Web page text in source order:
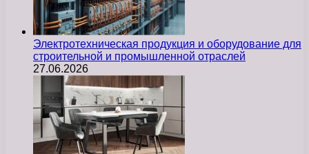
Электротехническая продукция и оборудование для
строительной и промышленной отраслей
27.06.2026